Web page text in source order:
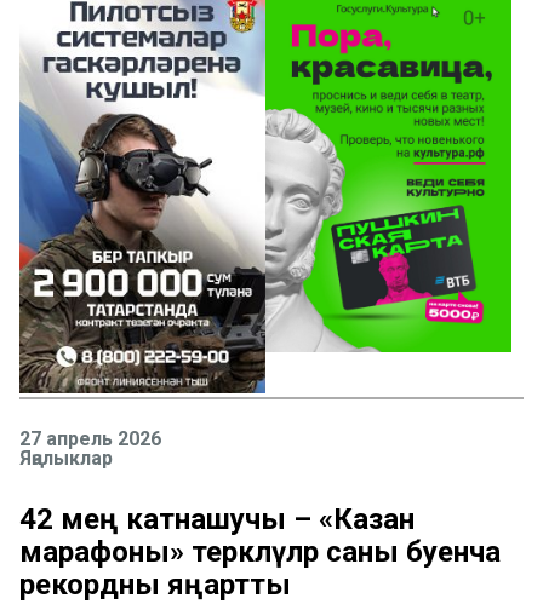
27 апрель 2026
Яңалыклар
42 мең катнашучы – «Казан
марафоны» теркәлүләр саны буенча
рекордны яңартты